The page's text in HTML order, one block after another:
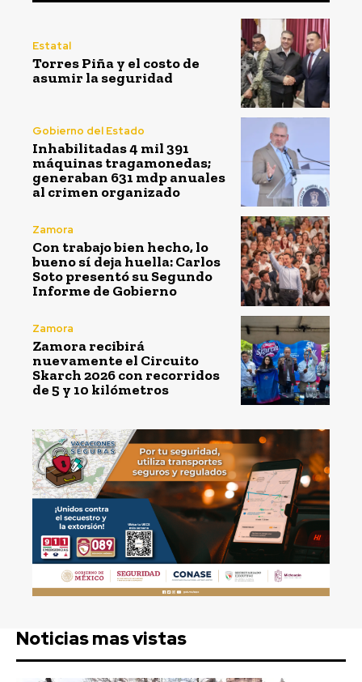
Estatal
Torres Piña y el costo de
asumir la seguridad
Gobierno del Estado
Inhabilitadas 4 mil 391
máquinas tragamonedas;
generaban 631 mdp anuales
al crimen organizado
Zamora
Con trabajo bien hecho, lo
bueno sí deja huella: Carlos
Soto presentó su Segundo
Informe de Gobierno
Zamora
Zamora recibirá
nuevamente el Circuito
Skarch 2026 con recorridos
de 5 y 10 kilómetros
Noticias mas vistas